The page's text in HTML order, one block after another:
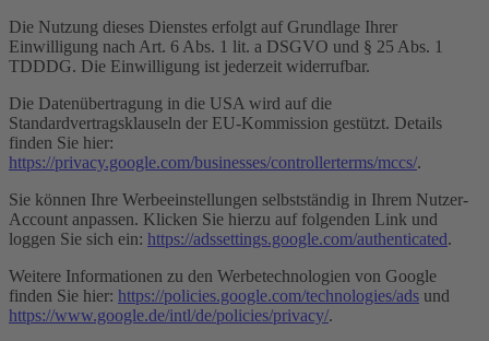
Die Nutzung dieses Dienstes erfolgt auf Grundlage Ihrer
Einwilligung nach Art. 6 Abs. 1 lit. a DSGVO und § 25 Abs. 1
TDDDG. Die Einwilligung ist jederzeit widerrufbar.
Die Datenübertragung in die USA wird auf die
Standardvertragsklauseln der EU-Kommission gestützt. Details
finden Sie hier:
https://privacy.google.com/businesses/controllerterms/mccs/.
Sie können Ihre Werbeeinstellungen selbstständig in Ihrem Nutzer-
Account anpassen. Klicken Sie hierzu auf folgenden Link und
loggen Sie sich ein: https://adssettings.google.com/authenticated.
Weitere Informationen zu den Werbetechnologien von Google
finden Sie hier: https://policies.google.com/technologies/ads und
https://www.google.de/intl/de/policies/privacy/.